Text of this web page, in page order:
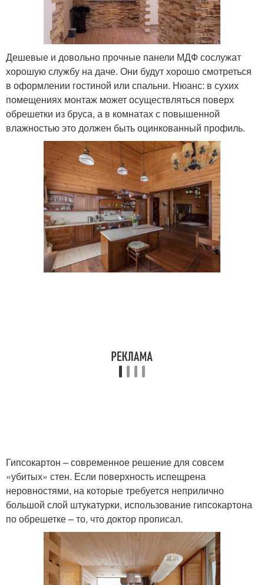
Дешевые и довольно прочные панели МДФ сослужат
хорошую службу на даче. Они будут хорошо смотреться
в оформлении гостиной или спальни. Нюанс: в сухих
помещениях монтаж может осуществляться поверх
обрешетки из бруса, а в комнатах с повышенной
влажностью это должен быть оцинкованный профиль.
Гипсокартон – современное решение для совсем
«убитых» стен. Если поверхность испещрена
неровностями, на которые требуется неприлично
большой слой штукатурки, использование гипсокартона
по обрешетке – то, что доктор прописал.